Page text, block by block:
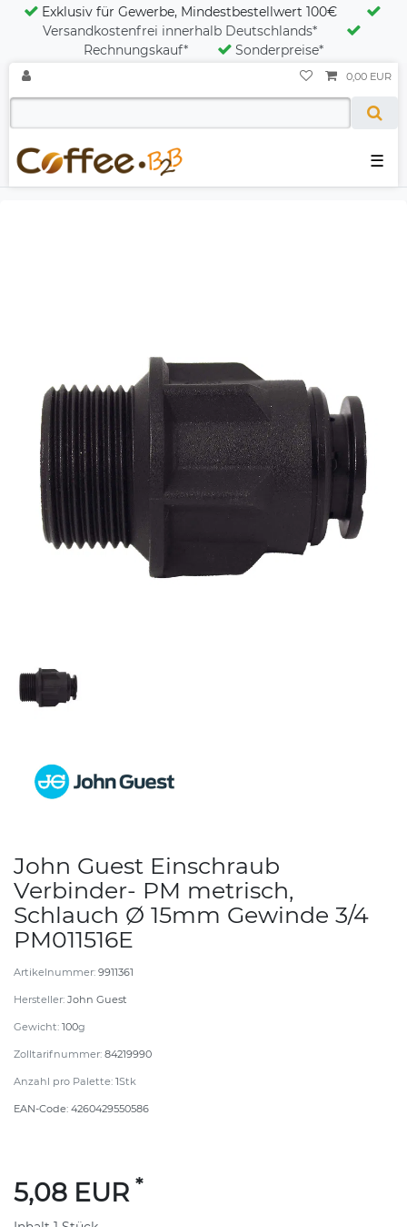
Exklusiv für Gewerbe, Mindestbestellwert 100€
Versandkostenfrei innerhalb Deutschlands*
Rechnungskauf*
Sonderpreise*
☰
0,00 EUR
John Guest Einschraub
Verbinder- PM metrisch,
Schlauch Ø 15mm Gewinde 3/4
PM011516E
Artikelnummer: 9911361
Hersteller: John Guest
Gewicht: 100g
Zolltarifnummer: 84219990
Anzahl pro Palette: 1Stk
EAN-Code: 4260429550586
5,08 EUR *